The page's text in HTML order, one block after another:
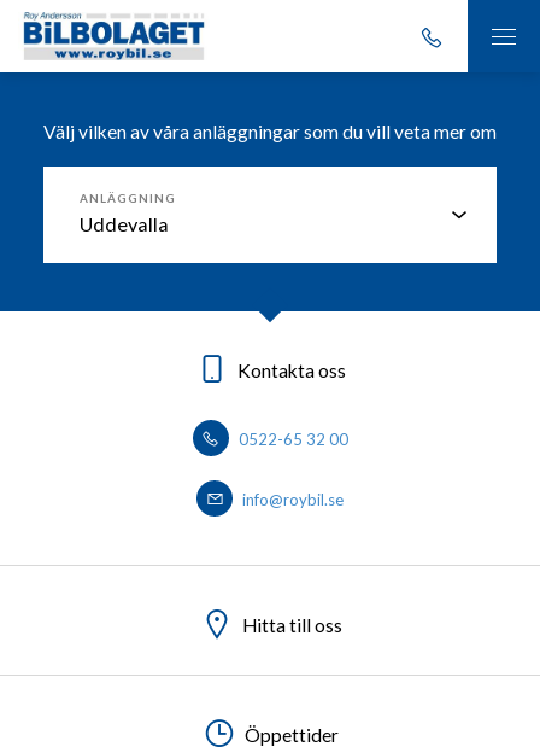
Välj vilken av våra anläggningar som du vill veta mer om
ANLÄGGNING
Kontakta oss
0522-65 32 00
info@roybil.se
Hitta till oss
Öppettider
Kontakta oss
0570-727400
info@roybil.se
Hitta till oss
Öppettider
Kontakta oss
0530 - 444 40
info@roybil.se
Hitta till oss
Öppettider
Kontakta oss
0303-20 86 00
info@roybil.se
Hitta till oss
Öppettider